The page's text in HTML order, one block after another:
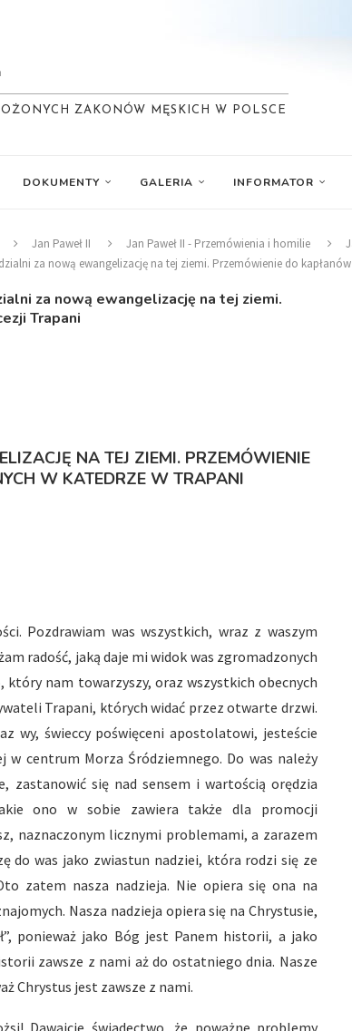
ZAKONÓW MĘSKICH W POLSCE
DOKUMENTY GALERIA INFORMATOR
Jan Paweł II Jan Paweł II - Przemówienia i homilie
za nową ewangelizację na tej ziemi. Przemówienie do
za nową ewangelizację na tej ziemi.
Trapani
NA TEJ ZIEMI. PRZEMÓWIENIE
W KATEDRZE W TRAPANI
Pozdrawiam was wszystkich, wraz z waszym
radość, jaką daje mi widok was zgromadzonych
nam towarzyszy, oraz wszystkich obecnych
Trapani, których widać przez otwarte drzwi.
wy, świeccy poświęceni apostolatowi, jesteście
centrum Morza Śródziemnego. Do was należy
zastanowić się nad sensem i wartością orędzia
ono w sobie zawiera także dla promocji
naznaczonym licznymi problemami, a zarazem
do was jako zwiastun nadziei, która rodzi się ze
zatem nasza nadzieja. Nie opiera się ona na
Nasza nadzieja opiera się na Chrystusie,
ponieważ jako Bóg jest Panem historii, a jako
zawsze z nami aż do ostatniego dnia. Nasze
Chrystus jest zawsze z nami.
Dawajcie świadectwo, że poważne problemy